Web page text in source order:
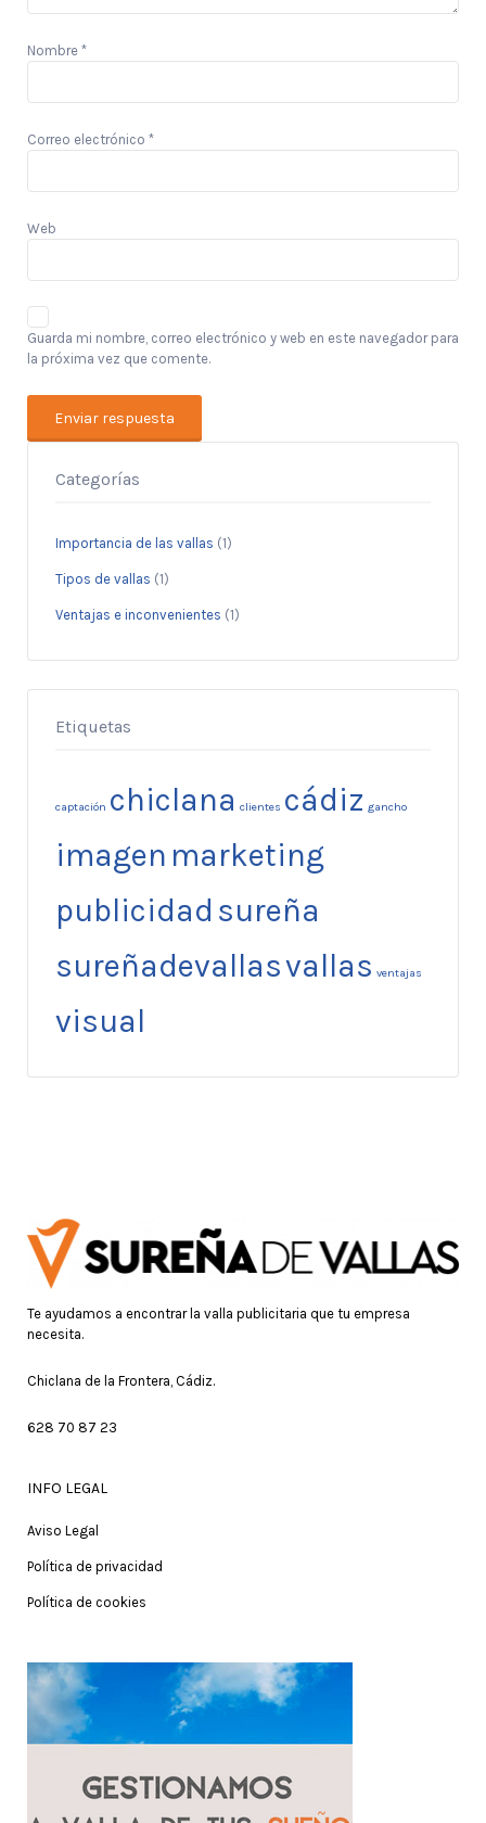
Nombre *
Correo electrónico *
Web
Guarda mi nombre, correo electrónico y web en este navegador para
la próxima vez que comente.
Categorías
Importancia de las vallas (1)
Tipos de vallas (1)
Ventajas e inconvenientes (1)
Etiquetas
captación chiclana clientes cádiz gancho
imagen marketing
publicidad sureña
sureñadevallasvallas ventajas
visual
Te ayudamos a encontrar la valla publicitaria que tu empresa
necesita.
Chiclana de la Frontera, Cádiz.
628 70 87 23
INFO LEGAL
Aviso Legal
Política de privacidad
Política de cookies